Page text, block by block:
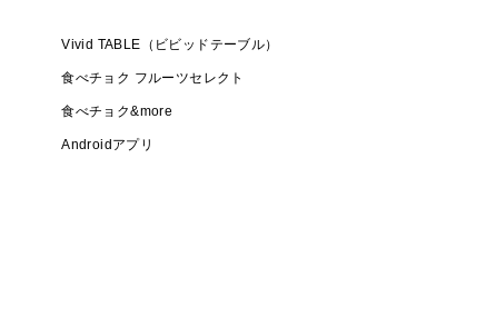
Vivid TABLE（ビビッドテーブル）
食べチョク フルーツセレクト
食べチョク&more
Androidアプリ